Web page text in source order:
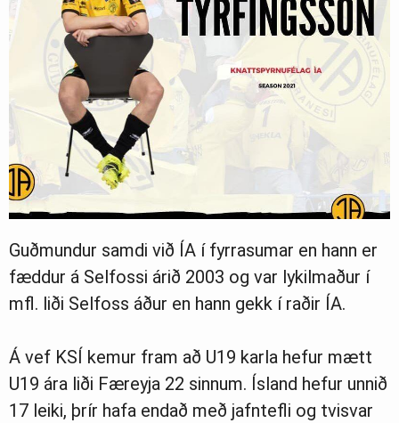
Guðmundur samdi við ÍA í fyrrasumar en hann er
fæddur á Selfossi árið 2003 og var lykilmaður í
mfl. liði Selfoss áður en hann gekk í raðir ÍA.
Á vef KSÍ kemur fram að U19 karla hefur mætt
U19 ára liði Færeyja 22 sinnum. Ísland hefur unnið
17 leiki, þrír hafa endað með jafntefli og tvisvar